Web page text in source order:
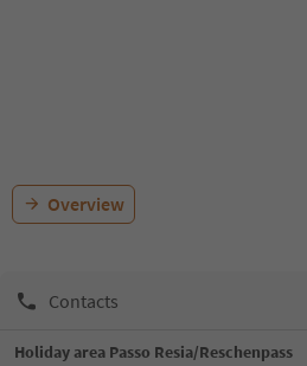
Overview
Contacts
Holiday area Passo Resia/Reschenpass